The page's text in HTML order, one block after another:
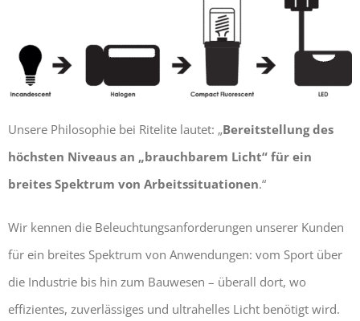
Unsere Philosophie bei Ritelite lautet: „Bereitstellung des
höchsten Niveaus an „brauchbarem Licht“ für ein
breites Spektrum von Arbeitssituationen.“
Wir kennen die Beleuchtungsanforderungen unserer Kunden
für ein breites Spektrum von Anwendungen: vom Sport über
die Industrie bis hin zum Bauwesen – überall dort, wo
effizientes, zuverlässiges und ultrahelles Licht benötigt wird.